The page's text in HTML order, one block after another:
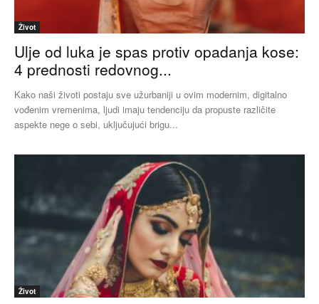
Život
Ulje od luka je spas protiv opadanja kose:
4 prednosti redovnog...
Kako naši životi postaju sve užurbaniji u ovim modernim, digitalno
vođenim vremenima, ljudi imaju tendenciju da propuste različite
aspekte nege o sebi, uključujući brigu...
Život